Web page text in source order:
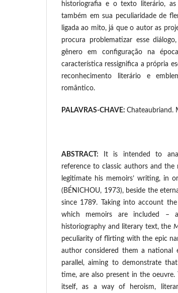
historiografia e o texto literário, as
também em sua peculiaridade de
ligada ao mito, já que o autor as
procura problematizar esse
gênero em configuração na
característica ressignifica a própria
reconhecimento literário e
romântico.
PALAVRAS-CHAVE: Chateaubriand.
ABSTRACT:
It is intended to
reference to classic authors and
legitimate his memoirs’ writing, in
(BÉNICHOU, 1973), beside the
since 1789. Taking into account
which memoirs are included –
historiography and literary text, the
peculiarity of flirting with the epic
author considered them a national
parallel, aiming to demonstrate
time, are also present in the
itself, as a way of heroism,